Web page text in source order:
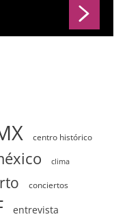
centro histórico
clima
conciertos
entrevista